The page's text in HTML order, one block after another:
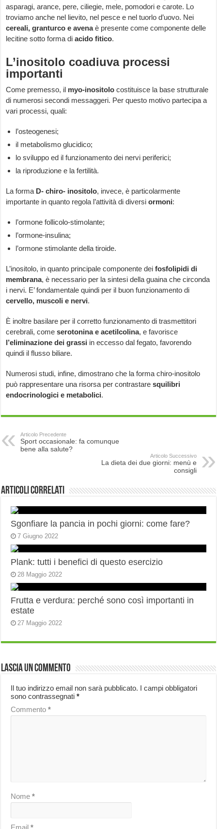
asparagi, arance, pere, ciliegie, mele, pomodori e carote. Lo
troviamo anche nel lievito, nel pesce e nel tuorlo d’uovo. Nei
cereali, granturco e avenaè presente come componente delle
lecitine sotto forma diacido fitico.
L’inositolo coadiuva processi
importanti
Come premesso, il myo-inositolo costituisce la base strutturale
di numerosi secondi messaggeri. Per questo motivo partecipa a
vari processi, quali:
l’osteogenesi;
il metabolismo glucidico;
lo sviluppo ed il funzionamento dei nervi periferici;
la riproduzione e la fertilità.
La forma D- chiro- inositolo, invece, è particolarmente
importante in quanto regola l’attività di diversiormoni:
l’ormone follicolo-stimolante;
l’ormone-insulina;
l’ormone stimolante della tiroide.
L’inositolo, in quanto principale componente deifosfolipidi di
membrana, è necessario per la sintesi della guaina che circonda
i nervi. E’ fondamentale quindi per il buon funzionamento di
cervello, muscoli e nervi.
È inoltre basilare per il corretto funzionamento di trasmettitori
cerebrali, comeserotonina e acetilcolina, e favorisce
l’eliminazione dei grassi in eccesso dal fegato, favorendo
quindi il flusso biliare.
Numerosi studi, infine, dimostrano che la forma chiro-inositolo
può rappresentare una risorsa per contrastaresquilibri
endocrinologici e metabolici.
Articolo Precedente
Sport occasionale: fa comunque
bene alla salute?
Articolo Successivo
La dieta dei due giorni: menù e
consigli
Articoli correlati
Sgonfiare la pancia in pochi giorni: come fare?
7 Giugno 2022
Plank: tutti i benefici di questo esercizio
28 Maggio 2022
Frutta e verdura: perché sono così importanti in
estate
27 Maggio 2022
Lascia un commento
Il tuo indirizzo email non sarà pubblicato. I campi obbligatori
sono contrassegnati*
Commento*
Nome*